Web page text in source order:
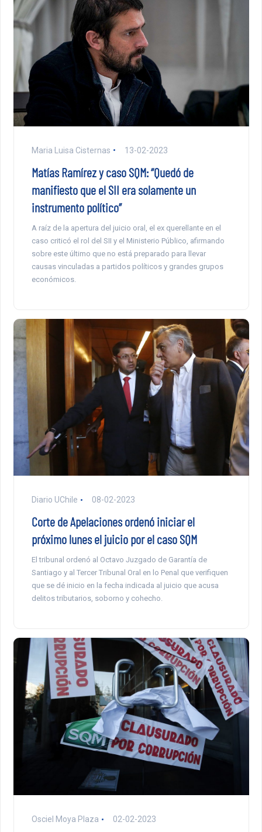
Maria Luisa Cisternas 13-02-2023
Matías Ramírez y caso SQM: “Quedó de
manifiesto que el SII era solamente un
instrumento político”
A raíz de la apertura del juicio oral, el ex querellante en el
caso criticó el rol del SII y el Ministerio Público, afirmando
sobre este último que no está preparado para llevar
causas vinculadas a partidos políticos y grandes grupos
económicos.
Diario UChile 08-02-2023
Corte de Apelaciones ordenó iniciar el
próximo lunes el juicio por el caso SQM
El tribunal ordenó al Octavo Juzgado de Garantía de
Santiago y al Tercer Tribunal Oral en lo Penal que verifiquen
que se dé inicio en la fecha indicada al juicio que acusa
delitos tributarios, soborno y cohecho.
Osciel Moya Plaza 02-02-2023